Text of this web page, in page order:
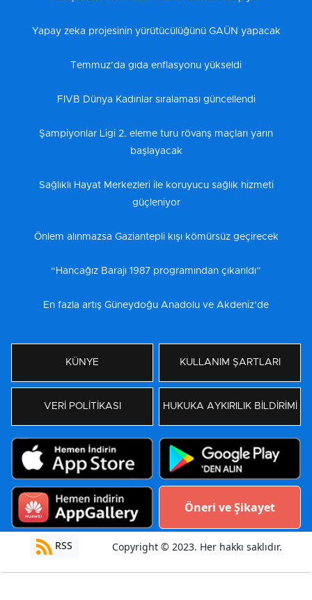
Yapay zeka projesinin yürütücülüğünü GAÜN yapacak
Temmuz’da gıda enflasyonu yükseldi
FIVB Dünya Kadınlar sıralaması güncellendi
Şampiyonlar Ligi 2. eleme turu rövanş maçları yarın
başlayacak
Sağlıklı Hayat Merkezleri ile koruyucu sağlık hizmeti
güçleniyor
Önlem alınmazsa Gaziantepli kışı kömürsüz geçirecek
“Hancağız Barajı 1987 programından çıkarıldı”
En fazla artış Güneydoğu Anadolu ve Akdeniz’de
KÜNYE KULLANIM ŞARTLARI
VERİ POLİTİKASI HUKUKA AYKIRILIK BİLDİRİMİ
Öneri ve Şikayet
RSS Copyright © 2023. Her hakkı saklıdır.